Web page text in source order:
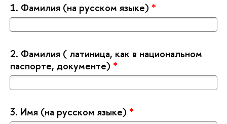
1. Фамилия (на русском языке) *
2. Фамилия ( латиница, как в национальном
паспорте, документе) *
3. Имя (на русском языке) *